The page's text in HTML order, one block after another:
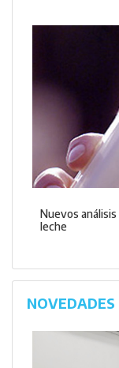
Nuevos
leche
NOVEDADES